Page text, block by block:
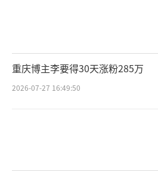
重庆博主李要得30天涨粉285万
2026-07-27 16:49:50